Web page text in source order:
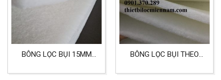
BÔNG LỌC BỤI 15MM
BÔNG LỌC BỤI THEO
KÍCH THƯỚC 15MM